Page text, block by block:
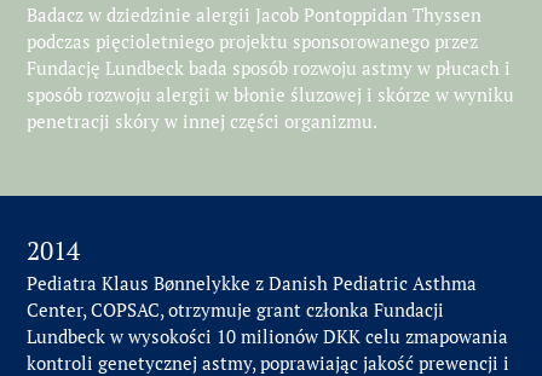
Badacz w dziedzinie alergii Jacob Pontoppidan Thyssen
podczas pięcioletniego projektu sponsorowanego przez
Fundację Lundbeck bada sposób rozwoju astmy w płucach i
sposób rozwoju alergii w błonie śluzowej i skórze w wyniku
penetracji skóry w innej części organizmu.
2014
Pediatra Klaus Bønnelykke z Danish Pediatric Asthma
Center, COPSAC, otrzymuje grant członka Fundacji
Lundbeck w wysokości 10 milionów DKK celu zmapowania
kontroli genetycznej astmy, poprawiając jakość prewencji i